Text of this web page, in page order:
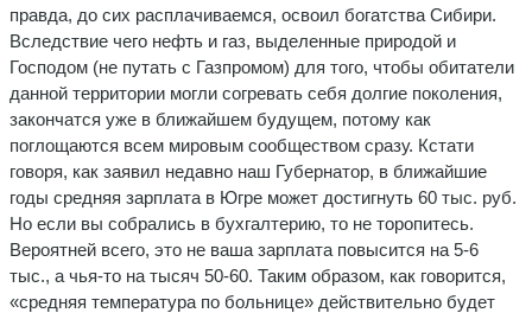
правда, до сих расплачиваемся, освоил богатства Сибири.
Вследствие чего нефть и газ, выделенные природой и
Господом (не путать с Газпромом) для того, чтобы обитатели
данной территории могли согревать себя долгие поколения,
закончатся уже в ближайшем будущем, потому как
поглощаются всем мировым сообществом сразу. Кстати
говоря, как заявил недавно наш Губернатор, в ближайшие
годы средняя зарплата в Югре может достигнуть 60 тыс. руб.
Но если вы собрались в бухгалтерию, то не торопитесь.
Вероятней всего, это не ваша зарплата повысится на 5-6
тыс., а чья-то на тысяч 50-60. Таким образом, как говорится,
«средняя температура по больнице» действительно будет